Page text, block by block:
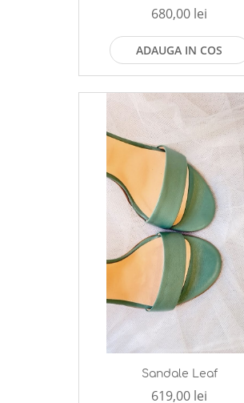
680,00 lei
ADAUGA IN COS
Sandale Leaf
619,00 lei